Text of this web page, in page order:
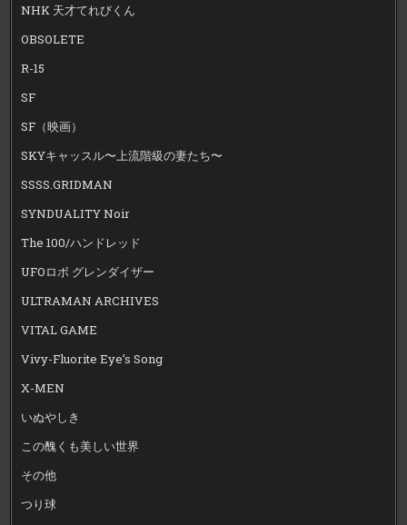
NHK 天才てれびくん
OBSOLETE
R-15
SF
SF（映画）
SKYキャッスル〜上流階級の妻たち〜
SSSS.GRIDMAN
SYNDUALITY Noir
The 100/ハンドレッド
UFOロボ グレンダイザー
ULTRAMAN ARCHIVES
VITAL GAME
Vivy-Fluorite Eye’s Song
X-MEN
いぬやしき
この醜くも美しい世界
その他
つり球